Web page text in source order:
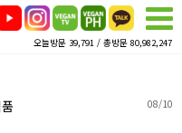
오늘방문 39,791 / 총방문 80,982,247
08/10